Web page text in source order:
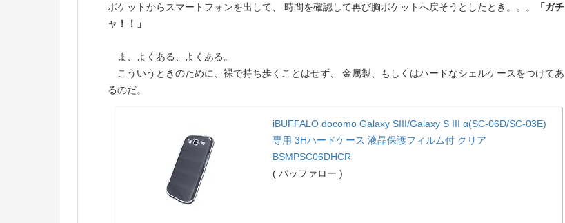
ポケットからスマートフォンを出して、 時間を確認して再び胸ポケットへ戻そうとしたとき。。。
「ガチ
ャ！！」
ま、よくある、よくある。
こういうときのために、裸で持ち歩くことはせず、 金属製、もしくはハードなシェルケースをつけてあ
るのだ。
iBUFFALO docomo Galaxy SIII/Galaxy S III α(SC-06D/SC-03E)
専用 3Hハードケース 液晶保護フィルム付 クリア
BSMPSC06DHCR
( バッファロー )